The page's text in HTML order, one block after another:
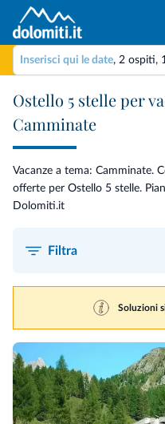
Inserisci qui le date, 2 ospiti,
Ostello 5 stelle per
Camminate
Vacanze a tema: Camminate.
offerte per Ostello 5 stelle.
Dolomiti.it
Filtra
Soluzioni